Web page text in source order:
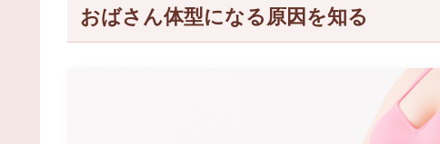
おばさん体型になる原因を知る